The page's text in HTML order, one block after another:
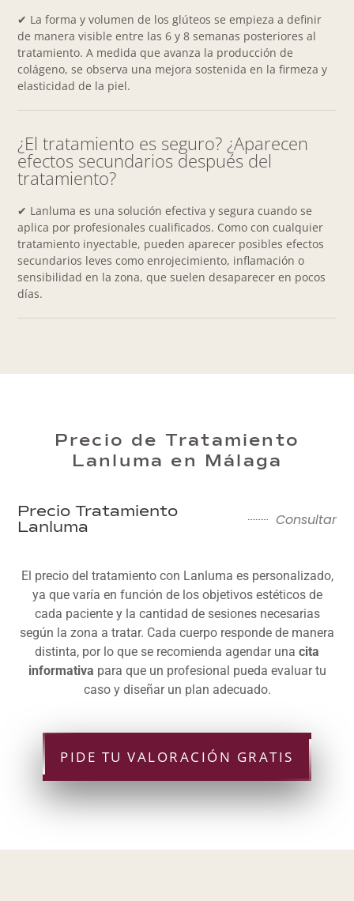
✔ La forma y volumen de los glúteos se empieza a definir
de manera visible entre las 6 y 8 semanas posteriores al
tratamiento. A medida que avanza la producción de
colágeno, se observa una mejora sostenida en la firmeza y
elasticidad de la piel.
¿El tratamiento es seguro? ¿Aparecen
efectos secundarios después del
tratamiento?
✔ Lanluma es una solución efectiva y segura cuando se
aplica por profesionales cualificados. Como con cualquier
tratamiento inyectable, pueden aparecer posibles efectos
secundarios leves como enrojecimiento, inflamación o
sensibilidad en la zona, que suelen desaparecer en pocos
días.
Precio de Tratamiento
Lanluma en Málaga
Precio Tratamiento
Lanluma
Consultar
El precio del tratamiento con Lanluma es personalizado,
ya que varía en función de los objetivos estéticos de
cada paciente y la cantidad de sesiones necesarias
según la zona a tratar. Cada cuerpo responde de manera
distinta, por lo que se recomienda agendar una cita
informativa para que un profesional pueda evaluar tu
caso y diseñar un plan adecuado.
PIDE TU VALORACIÓN GRATIS